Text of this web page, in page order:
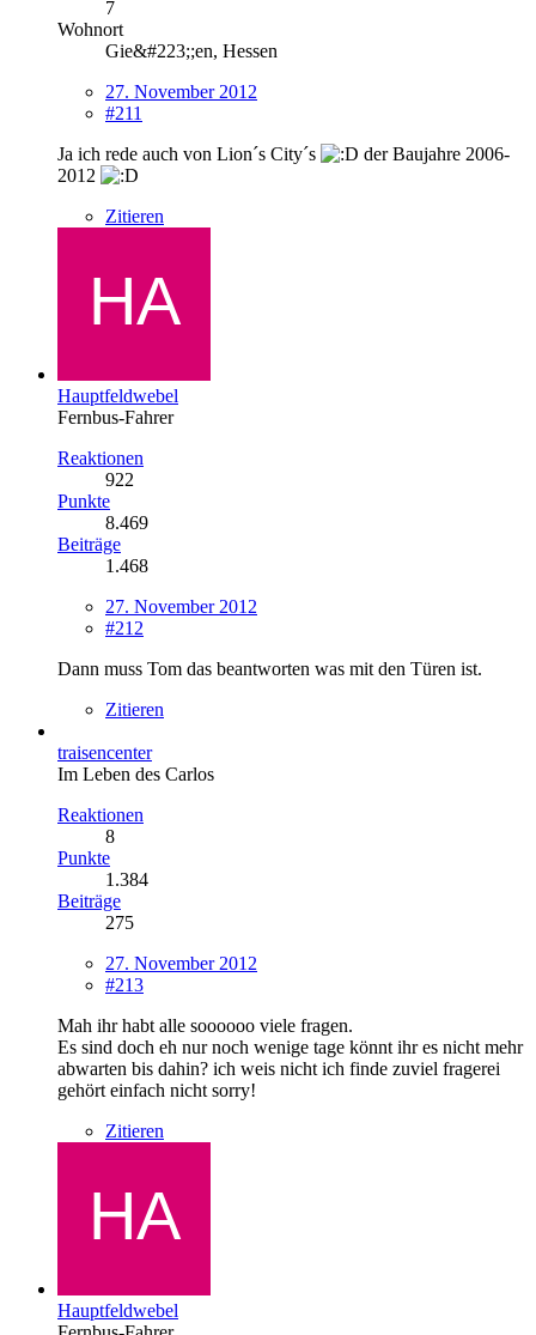
7
Wohnort
Gie&#223;;en, Hessen
27. November 2012
#211
Ja ich rede auch von Lion´s City´s
der Baujahre 2006-
2012
Zitieren
Hauptfeldwebel
Fernbus-Fahrer
Reaktionen
922
Punkte
8.469
Beiträge
1.468
27. November 2012
#212
Dann muss Tom das beantworten was mit den Türen ist.
Zitieren
traisencenter
Im Leben des Carlos
Reaktionen
8
Punkte
1.384
Beiträge
275
27. November 2012
#213
Mah ihr habt alle soooooo viele fragen.
Es sind doch eh nur noch wenige tage könnt ihr es nicht mehr
abwarten bis dahin? ich weis nicht ich finde zuviel fragerei
gehört einfach nicht sorry!
Zitieren
Hauptfeldwebel